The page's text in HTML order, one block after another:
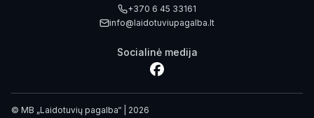
+370 6 45 33161
info@laidotuviupagalba.lt
Socialinė medija
© MB „Laidotuvių pagalba“ | 2026